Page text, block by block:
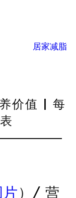
居家减脂
价值 | 每
片 ）/ 营